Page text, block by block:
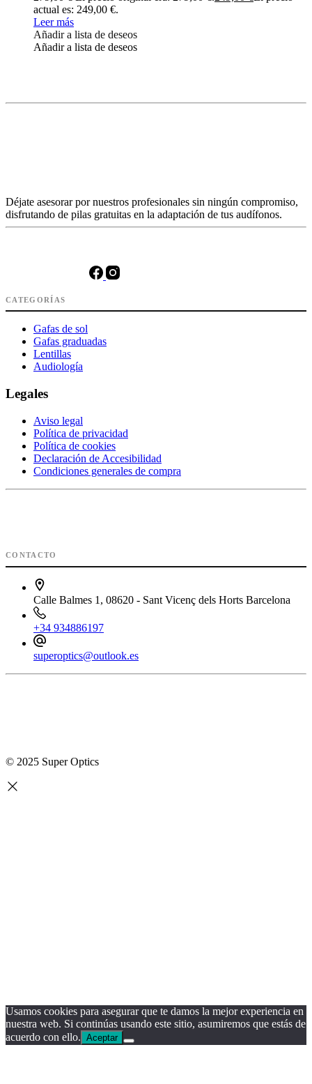
actual es: 249,00 €.
Leer más
Añadir a lista de deseos
Añadir a lista de deseos
Déjate asesorar por nuestros profesionales sin ningún compromiso,
disfrutando de pilas gratuitas en la adaptación de tus audífonos.
CATEGORÍAS
Gafas de sol
Gafas graduadas
Lentillas
Audiología
Legales
Aviso legal
Política de privacidad
Política de cookies
Declaración de Accesibilidad
Condiciones generales de compra
CONTACTO
Calle Balmes 1, 08620 - Sant Vicenç dels Horts Barcelona
+34 934886197
superoptics@outlook.es
© 2025 Super Optics
Usamos cookies para asegurar que te damos la mejor experiencia en
nuestra web. Si continúas usando este sitio, asumiremos que estás de
acuerdo con ello. Aceptar